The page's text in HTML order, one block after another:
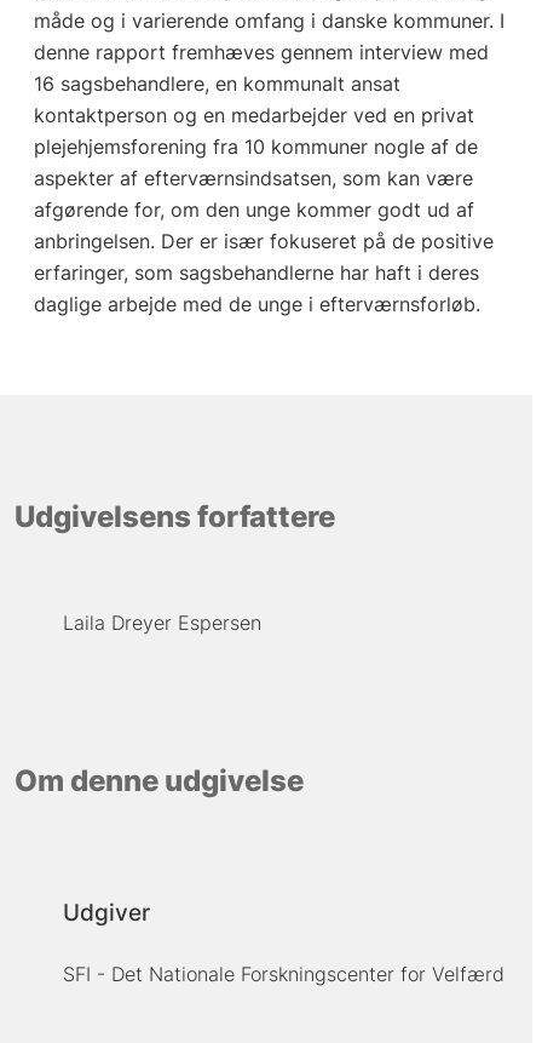
måde og i varierende omfang i danske kommuner. I
denne rapport fremhæves gennem interview med
16 sagsbehandlere, en kommunalt ansat
kontaktperson og en medarbejder ved en privat
plejehjemsforening fra 10 kommuner nogle af de
aspekter af efterværnsindsatsen, som kan være
afgørende for, om den unge kommer godt ud af
anbringelsen. Der er især fokuseret på de positive
erfaringer, som sagsbehandlerne har haft i deres
daglige arbejde med de unge i efterværnsforløb.
Udgivelsens forfattere
Laila Dreyer Espersen
Om denne udgivelse
Udgiver
SFI - Det Nationale Forskningscenter for Velfærd